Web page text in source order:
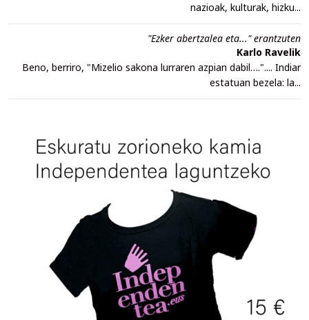
nazioak, kulturak, hizku...
"Ezker abertzalea eta..." erantzuten
Karlo Ravelik
Beno, berriro, "Mizelio sakona lurraren azpian dabil….".... Indiar
estatuan bezela: la...